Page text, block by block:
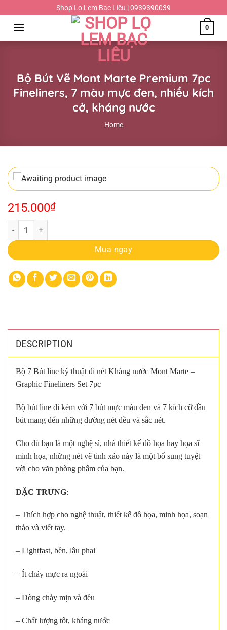
đến
dung
Shop Lọ Lem Bạc Liêu | 0939390039
0
Bộ Bút Vẽ Mont Marte Premium 7pc
Fineliners, 7 màu mực đen, nhiều kích
cở, kháng nước
Home
215.000₫
Bộ Bút Vẽ Mont Marte Premium 7pc Fineliners, 7 màu mực đen,
Mua ngay
DESCRIPTION
Bộ 7 Bút line kỹ thuật đi nét Kháng nước Mont Marte –
Graphic Fineliners Set 7pc
Bộ bút line đi kèm với 7 bút mực màu đen và 7 kích cỡ đầu
bút mang đến những đường nét đều và sắc nét.
Cho dù bạn là một nghệ sĩ, nhà thiết kế đồ họa hay họa sĩ
minh họa, những nét vẽ tinh xảo này là một bổ sung tuyệt
vời cho văn phòng phẩm của bạn.
ĐẶC TRƯNG:
– Thích hợp cho nghệ thuật, thiết kế đồ họa, minh họa, soạn
thảo và viết tay.
– Lightfast, bền, lâu phai
– Ít chảy mực ra ngoài
– Dòng chảy mịn và đều
– Chất lượng tốt, kháng nước